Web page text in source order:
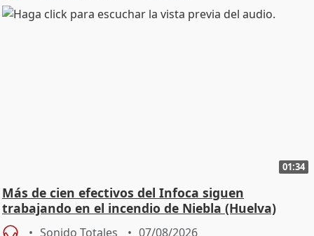
01:34
Más de cien efectivos del Infoca siguen
trabajando en el incendio de Niebla (Huelva)
Sonido Totales 07/08/2026